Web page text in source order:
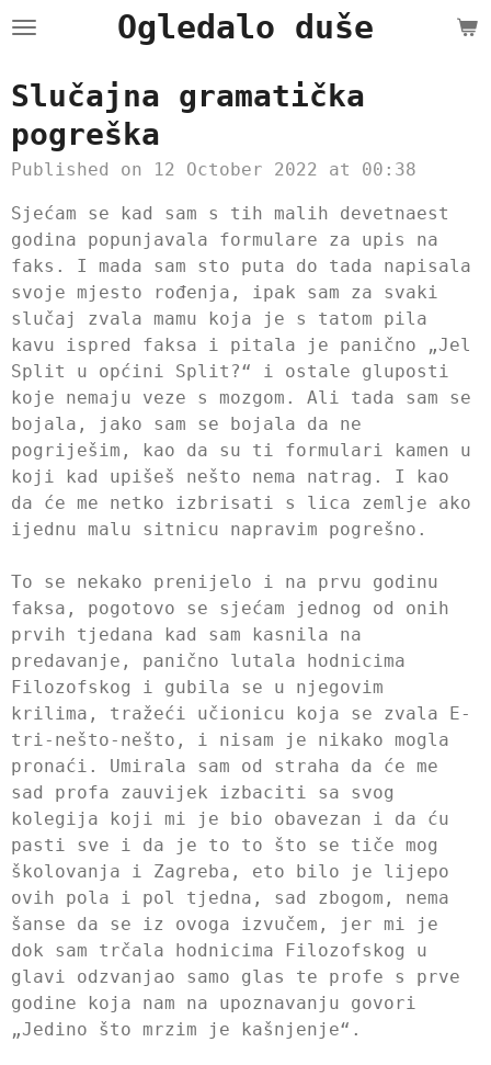
Skip
content
Ogledalo duše
Slučajna gramatička
pogreška
Published on 12 October 2022 at 00:38
Sjećam se kad sam s tih malih devetnaest
godina popunjavala formulare za upis na
faks. I mada sam sto puta do tada napisala
svoje mjesto rođenja, ipak sam za svaki
slučaj zvala mamu koja je s tatom pila
kavu ispred faksa i pitala je panično „Jel
Split u općini Split?“ i ostale gluposti
koje nemaju veze s mozgom. Ali tada sam se
bojala, jako sam se bojala da ne
pogriješim, kao da su ti formulari kamen u
koji kad upišeš nešto nema natrag. I kao
da će me netko izbrisati s lica zemlje ako
ijednu malu sitnicu napravim pogrešno.
To se nekako prenijelo i na prvu godinu
faksa, pogotovo se sjećam jednog od onih
prvih tjedana kad sam kasnila na
predavanje, panično lutala hodnicima
Filozofskog i gubila se u njegovim
krilima, tražeći učionicu koja se zvala E-
tri-nešto-nešto, i nisam je nikako mogla
pronaći. Umirala sam od straha da će me
sad profa zauvijek izbaciti sa svog
kolegija koji mi je bio obavezan i da ću
pasti sve i da je to to što se tiče mog
školovanja i Zagreba, eto bilo je lijepo
ovih pola i pol tjedna, sad zbogom, nema
šanse da se iz ovoga izvučem, jer mi je
dok sam trčala hodnicima Filozofskog u
glavi odzvanjao samo glas te profe s prve
godine koja nam na upoznavanju govori
„Jedino što mrzim je kašnjenje“.